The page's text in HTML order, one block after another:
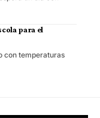
para el
con temperaturas